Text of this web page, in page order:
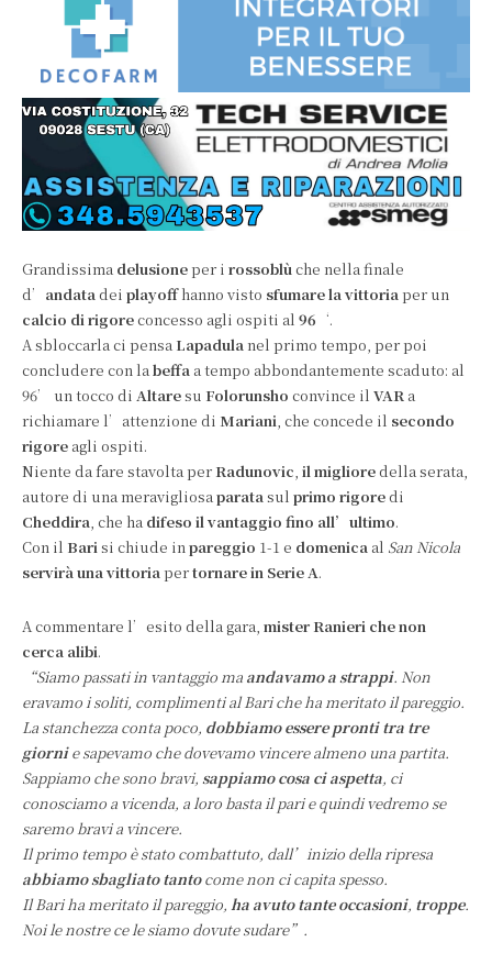
Grandissima delusioneper i rossoblùche nella finale
d’ andatadei playoffhanno visto sfumare la vittoriaper un
calcio di rigoreconcesso agli ospiti al 96 ‘.
A sbloccarla ci pensa Lapadulanel primo tempo, per poi
concludere con labeffa a tempo abbondantemente scaduto: al
96’ un tocco di Altaresu Folorunsho convince il VAR a
richiamare l’attenzione di Mariani, che concede il secondo
rigore agli ospiti.
Niente da fare stavolta perRadunovic, il miglioredella serata,
autore di una meravigliosaparatasul primo rigoredi
Cheddira, che ha difeso il vantaggio fino all’ultimo.
Con il Barisi chiude inpareggio 1-1 e domenica al San Nicola
servirà una vittoriapertornare in Serie A.
A commentare l’esito della gara, mister Ranieri che non
cerca alibi.
“Siamo passati in vantaggio ma andavamo a strappi. Non
eravamo i soliti, complimenti al Bari che ha meritato il pareggio.
La stanchezza conta poco, dobbiamo essere pronti tra tre
giornie sapevamo che dovevamo vincere almeno una partita.
Sappiamo che sono bravi, sappiamo cosa ci aspetta, ci
conosciamo a vicenda, a loro basta il pari e quindi vedremo se
saremo bravi a vincere.
Il primo tempo è stato combattuto, dall’inizio della ripresa
abbiamo sbagliato tantocome non ci capita spesso.
Il Bari ha meritato il pareggio, ha avuto tante occasioni, troppe.
Noi le nostre ce le siamo dovute sudare”.